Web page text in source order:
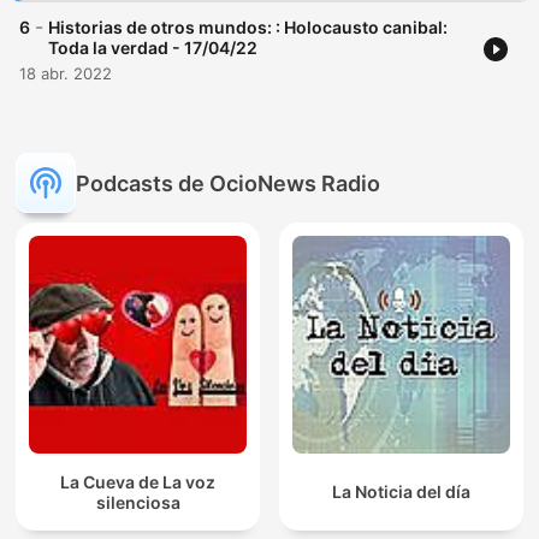
6 - Historias de otros mundos: : Holocausto canibal:
Toda la verdad - 17/04/22
18 abr. 2022
Podcasts de OcioNews Radio
La Cueva de La voz
silenciosa
La Noticia del día